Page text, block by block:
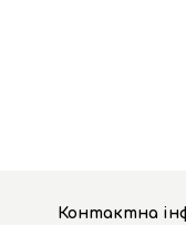
Контактна